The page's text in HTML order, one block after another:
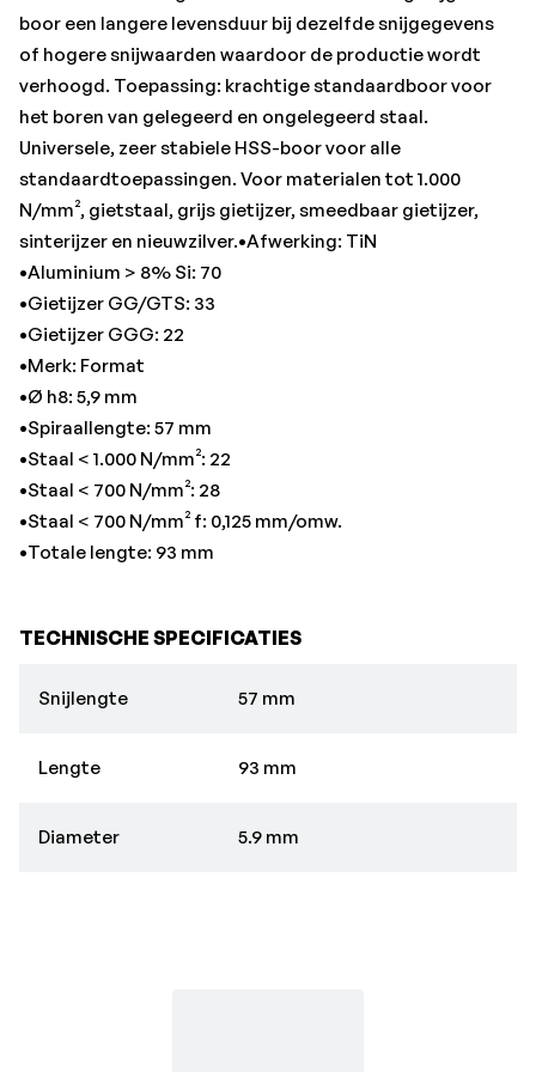
•Staal < 700 N/mm² f: 0,125 mm/omw.
•Totale lengte: 93 mm
boor een langere levensduur bij dezelfde snijgegevens
of hogere snijwaarden waardoor de productie wordt
verhoogd. Toepassing: krachtige standaardboor voor
het boren van gelegeerd en ongelegeerd staal.
Universele, zeer stabiele HSS-boor voor alle
standaardtoepassingen. Voor materialen tot 1.000
N/mm², gietstaal, grijs gietijzer, smeedbaar gietijzer,
sinterijzer en nieuwzilver.•Afwerking: TiN
•Aluminium > 8% Si: 70
•Gietijzer GG/GTS: 33
•Gietijzer GGG: 22
•Merk: Format
•Ø h8: 5,9 mm
•Spiraallengte: 57 mm
•Staal < 1.000 N/mm²: 22
•Staal < 700 N/mm²: 28
•Staal < 700 N/mm² f: 0,125 mm/omw.
•Totale lengte: 93 mm
TECHNISCHE SPECIFICATIES
Snijlengte 57 mm
Lengte 93 mm
Diameter 5.9 mm